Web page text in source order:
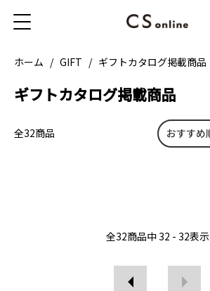
amabro
STEVEN SMITH TEAMAKER
ホーム GIFT ギフトカタログ掲載商品
ギフトカタログ掲載商品
全32商品
全32商品中32 - 32表示